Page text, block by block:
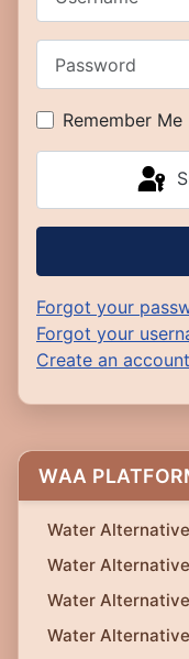
Remember Me
Forgot your
Forgot your
Create an account
WAA
Water
Water
Water
Water